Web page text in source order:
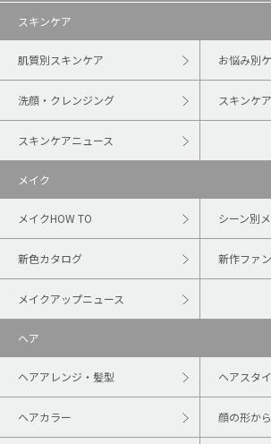
スキンケア
肌質別スキンケア お悩み別
洗顔・クレンジング スキンケ
スキンケアニュース
メイク
メイクHOW TO シーン別
新色カタログ 新作ファ
メイクアップニュース
ヘア
ヘアアレンジ・髪型 ヘアスタ
ヘアカラー 顔の形か